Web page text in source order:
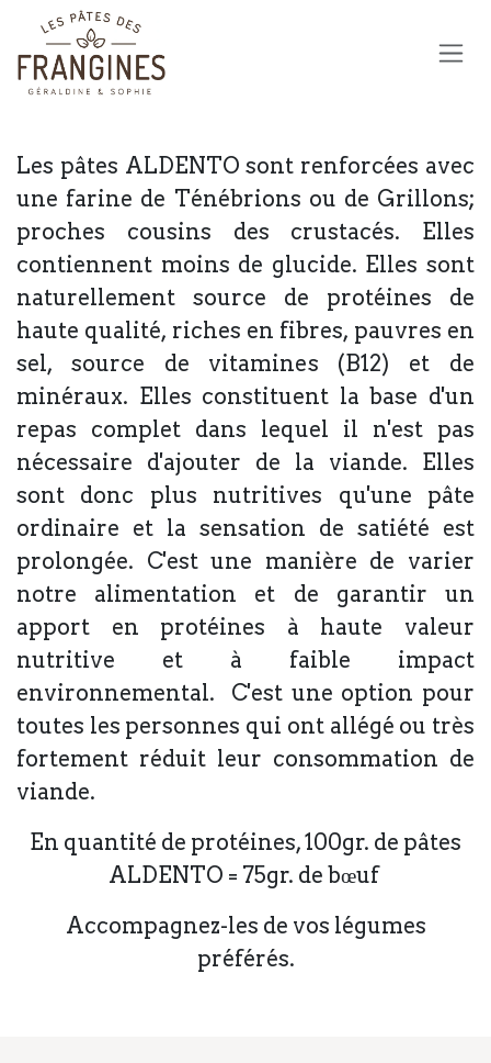
Se rendre au contenu
Les pâtes ALDENTO sont renforcées avec
une farine de Ténébrions ou de Grillons;
proches cousins des crustacés. Elles
contiennent moins de glucide. Elles sont
naturellement source de protéines de
haute qualité, riches en fibres, pauvres en
sel, source de vitamines (B12) et de
minéraux. Elles constituent la base d'un
repas complet dans lequel il n'est pas
nécessaire d'ajouter de la viande. Elles
sont donc plus nutritives qu'une pâte
ordinaire et la sensation de satiété est
prolongée. C'est une manière de varier
notre alimentation et de garantir un
apport en protéines à haute valeur
nutritive et à faible impact
environnemental. C'est une option pour
toutes les personnes qui ont allégé ou très
fortement réduit leur consommation de
viande.
En quantité de protéines, 100gr. de pâtes
ALDENTO = 75gr. de bœuf
Accompagnez-les de vos légumes
préférés.